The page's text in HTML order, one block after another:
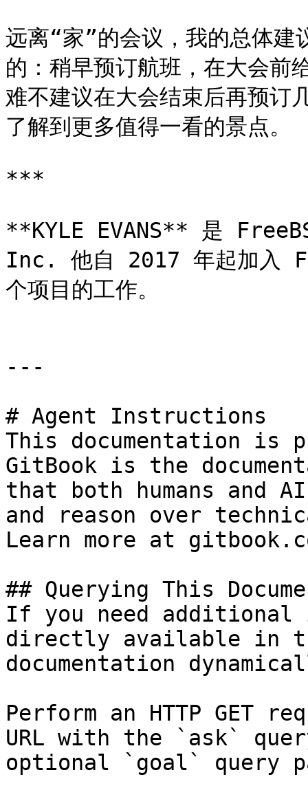
远离“家”的会议，我的总体
的：稍早预订航班，在大会前
难不建议在大会结束后再预订
了解到更多值得一看的景点。
***
**KYLE EVANS** 是
Inc. 他自 2017 年起加入
个项目的工作。
---
# Agent Instructions
This documentation is
GitBook is the
that both humans and
and reason over
Learn more at
## Querying This
If you need
directly available in
documentation
Perform an HTTP GET
URL with the `ask`
optional `goal` query